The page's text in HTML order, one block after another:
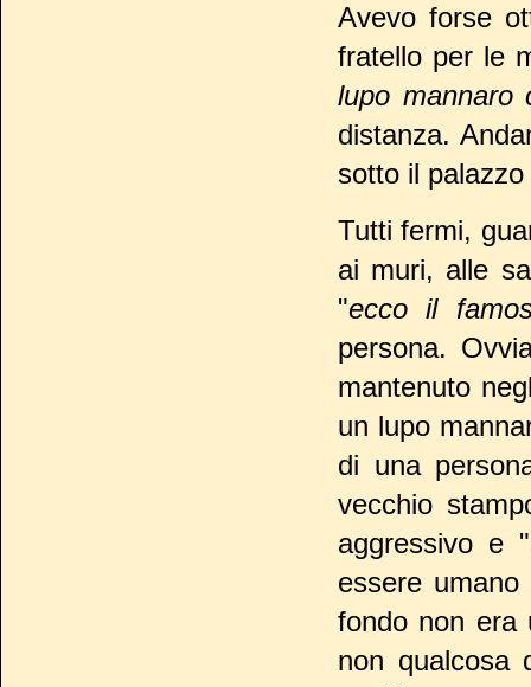
Avevo forse
fratello per le
lupo mannaro
distanza.
sotto il
Tutti fermi,
ai muri, alle
"ecco il
persona.
mantenuto
un lupo
di una
vecchio
aggressivo e
essere
fondo non era
non qualcosa